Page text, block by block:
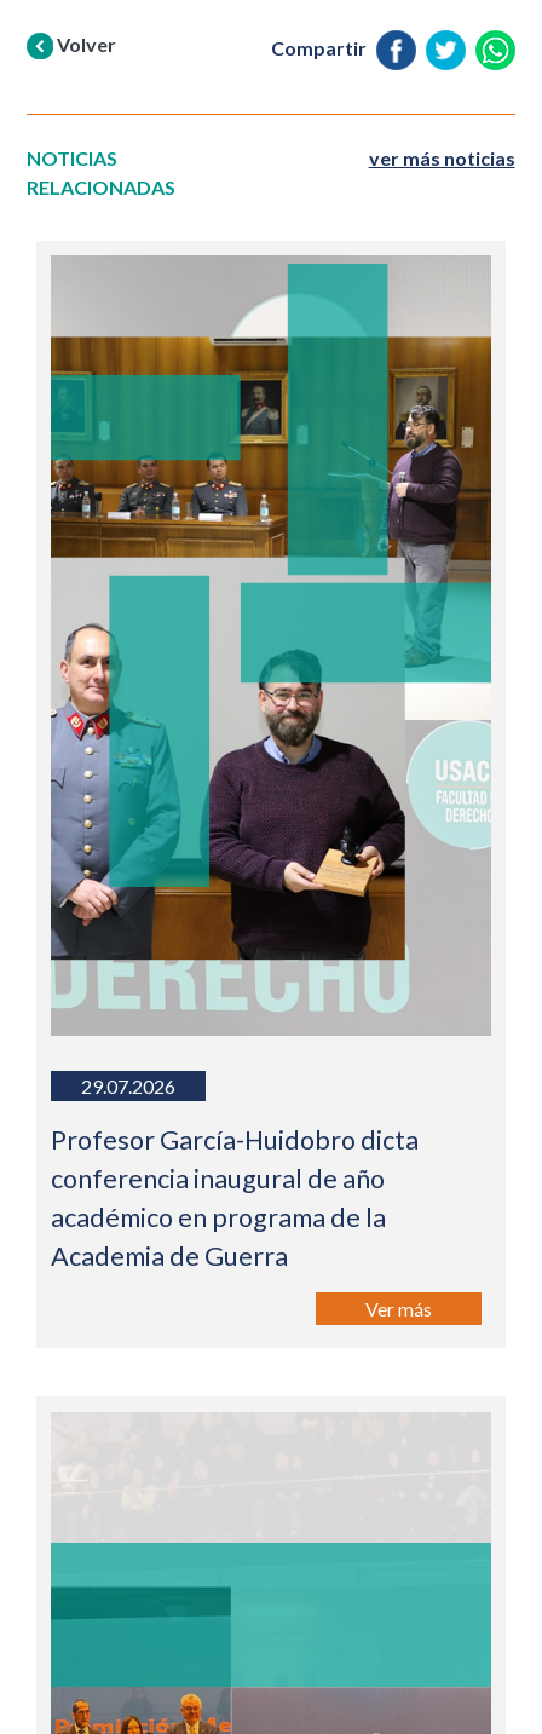
Volver Compartir
NOTICIAS
RELACIONADAS
ver más noticias
29.07.2026
Profesor García-Huidobro dicta
conferencia inaugural de año
académico en programa de la
Academia de Guerra
Ver más